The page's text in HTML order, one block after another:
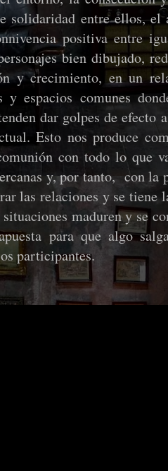
solidaridad entre ellos,
positiva entre
bien dibujado,
y crecimiento, en un
y espacios comunes
dar golpes de efecto
Esto nos produce
con todo lo que
y, por tanto, con la
las relaciones y se tiene
maduren y se
para que algo
participantes.